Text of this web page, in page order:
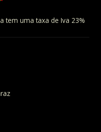
tem uma taxa de Iva 23%